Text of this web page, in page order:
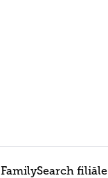
FamilySearch filiāle